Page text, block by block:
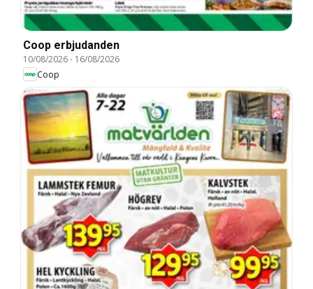
Coop erbjudanden
10/08/2026- 16/08/2026
Coop